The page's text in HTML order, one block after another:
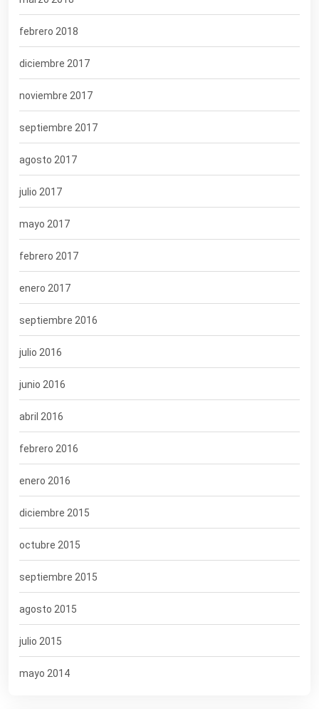
febrero 2018
diciembre 2017
noviembre 2017
septiembre 2017
agosto 2017
julio 2017
mayo 2017
febrero 2017
enero 2017
septiembre 2016
julio 2016
junio 2016
abril 2016
febrero 2016
enero 2016
diciembre 2015
octubre 2015
septiembre 2015
agosto 2015
julio 2015
mayo 2014